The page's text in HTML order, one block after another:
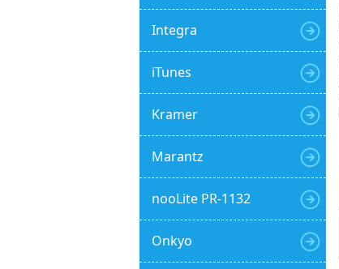
Integra
iTunes
Kramer
Marantz
nooLite PR-1132
Onkyo